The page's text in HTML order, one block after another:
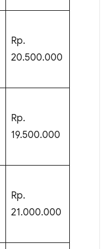
Rp.
20.500.000
Rp.
19.500.000
Rp.
21.000.000